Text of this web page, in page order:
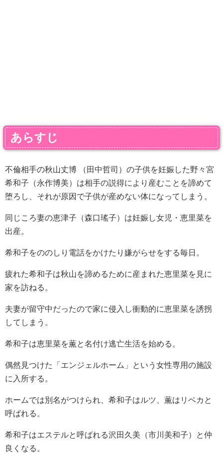
あらすじ
不倫相手の秋山丈博 （田中哲司）の子供を妊娠した野々宮
希和子（永作博美）は相手の説得により産むことを諦めて
堕ろし、それが原因で子供が産めない体になってしまう。
同じころ妻の恵津子（森口瑤子）は妊娠し女児・恵里菜を
出産。
希和子をののしり電話をかけたり嫌がらせをする毎日。
疲れた希和子は秋山を諦めるために産まれた恵里菜を見に
家を訪ねる。
夫妻が留守中だったので家に侵入し衝動的に恵里菜を誘拐
してしまう。
希和子は恵里菜を薫と名付け逃亡生活を始める。
偶然見つけた「エンジェルホーム」という女性専用の施設
に入所する。
ホームでは別名がつけられ、希和子はルツ、薫はリベカと
呼ばれる。
希和子はエステルと呼ばれる沢田久美（市川美和子）と仲
良くなる。